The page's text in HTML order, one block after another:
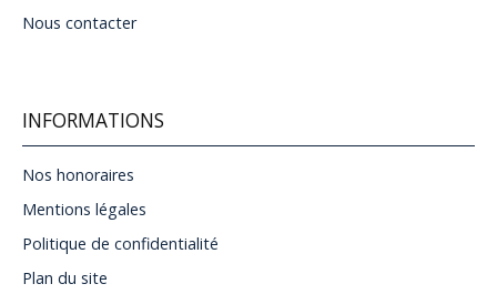
Nous contacter
INFORMATIONS
Nos honoraires
Mentions légales
Politique de confidentialité
Plan du site